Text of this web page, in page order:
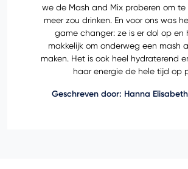
we de Mash and Mix proberen om te
meer zou drinken. En voor ons was
game changer: ze is er dol op en
makkelijk om onderweg een mash
maken. Het is ook heel hydraterend
haar energie de hele tijd op
Geschreven door: Hanna